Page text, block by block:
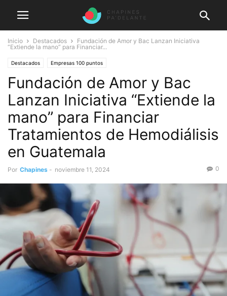
Inicio Destacados
Fundación de Amor y Bac Lanzan Iniciativa
“Extiende la mano” para Financiar...
Destacados Empresas 100 puntos
Fundación de Amor y Bac
Lanzan Iniciativa “Extiende la
mano” para Financiar
Tratamientos de Hemodiálisis
en Guatemala
Por Chapines - noviembre 11, 2024 0